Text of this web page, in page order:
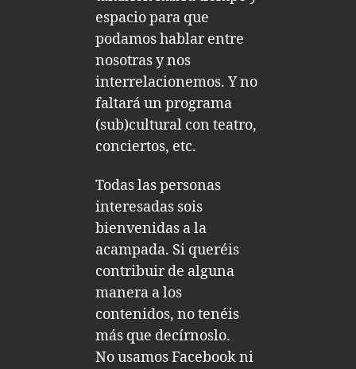
espacio para que
podamos hablar entre
nosotras y nos
interrelacionemos. Y no
faltará un programa
(sub)cultural con teatro,
conciertos, etc.
Todas las personas
interesadas sois
bienvenidas a la
acampada. Si queréis
contribuir de alguna
manera a los
contenidos, no tenéis
más que decírnoslo.
No usamos Facebook ni